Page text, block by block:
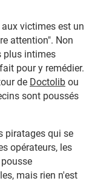
victimes est un
attention". Non
plus intimes
pour y remédier.
de Doctolib ou
sont poussés
piratages qui se
opérateurs, les
mais rien n'est